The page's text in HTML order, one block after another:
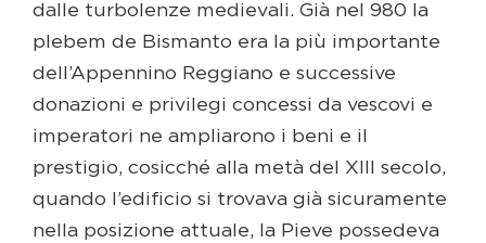
dalle turbolenze medievali. Già nel 980 la
plebem de Bismanto era la più importante
dell’Appennino Reggiano e successive
donazioni e privilegi concessi da vescovi e
imperatori ne ampliarono i beni e il
prestigio, cosicché alla metà del XIII secolo,
quando l’edificio si trovava già sicuramente
nella posizione attuale, la Pieve possedeva